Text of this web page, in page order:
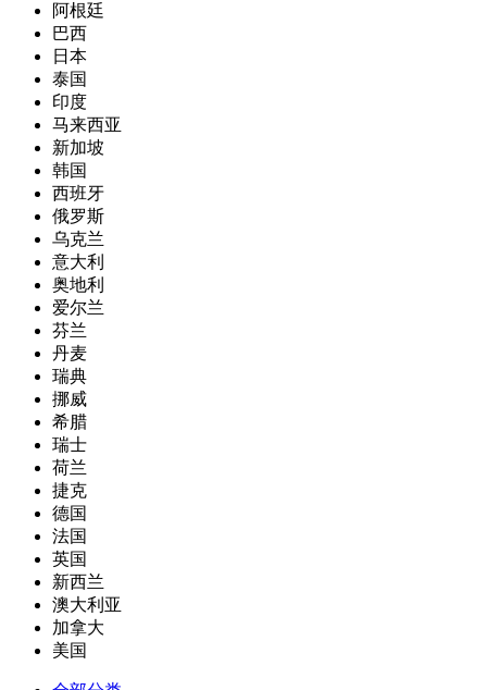
阿根廷
巴西
日本
泰国
印度
马来西亚
新加坡
韩国
西班牙
俄罗斯
乌克兰
意大利
奥地利
爱尔兰
芬兰
丹麦
瑞典
挪威
希腊
瑞士
荷兰
捷克
德国
法国
英国
新西兰
澳大利亚
加拿大
美国